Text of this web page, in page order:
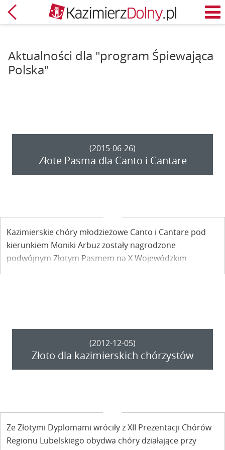
Powrót
Aktualności dla "program Śpiewająca
Polska"
(2015-06-26)
Złote Pasma dla Canto i Cantare
Kazimierskie chóry młodzieżowe Canto i Cantare pod
kierunkiem Moniki Arbuz zostały nagrodzone
podwójnym Złotym Pasmem na X Wojewódzkim
Konkursie Chórów Szkolnych Akademii Chóralnej –
(2012-12-05)
Złoto dla kazimierskich chórzystów
Ze Złotymi Dyplomami wróciły z XII Prezentacji Chórów
Regionu Lubelskiego obydwa chóry działające przy